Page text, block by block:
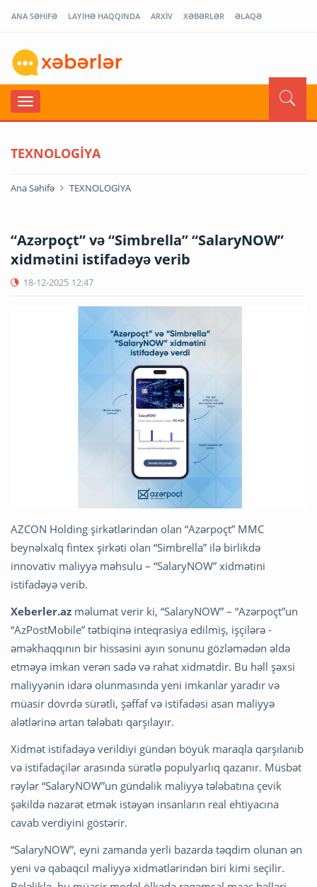
ANA SƏHİFƏ LAYİHƏ HAQQINDA ARXİV XƏBƏRLƏR ƏLAQƏ
TEXNOLOGİYA
Ana Səhifə TEXNOLOGİYA
“Azərpoçt” və “Simbrella” “SalaryNOW”
xidmətini istifadəyə verib
18-12-2025 12:47
AZCON Holding şirkətlərindən olan “Azərpoçt” MMC
beynəlxalq fintex şirkəti olan “Simbrella” ilə birlikdə
innovativ maliyyə məhsulu – “SalaryNOW” xidmətini
istifadəyə verib.
Xeberler.az məlumat verir ki, “SalaryNOW” – “Azərpoçt”un
“AzPostMobile” tətbiqinə inteqrasiya edilmiş, işçilərə -
əməkhaqqının bir hissəsini ayın sonunu gözləmədən əldə
etməyə imkan verən sadə və rahat xidmətdir. Bu həll şəxsi
maliyyənin idarə olunmasında yeni imkanlar yaradır və
müasir dövrdə sürətli, şəffaf və istifadəsi asan maliyyə
alətlərinə artan tələbatı qarşılayır.
Xidmət istifadəyə verildiyi gündən böyük maraqla qarşılanıb
və istifadəçilər arasında sürətlə populyarlıq qazanır. Müsbət
rəylər “SalaryNOW”un gündəlik maliyyə tələbatına çevik
şəkildə nəzarət etmək istəyən insanların real ehtiyacına
cavab verdiyini göstərir.
“SalaryNOW”, eyni zamanda yerli bazarda təqdim olunan ən
yeni və qabaqcıl maliyyə xidmətlərindən biri kimi seçilir.